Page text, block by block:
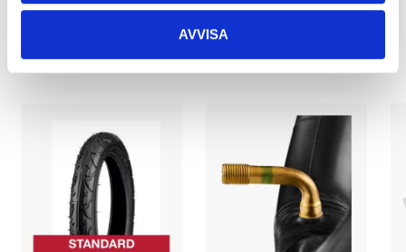
AVVISA
Other customers also bought